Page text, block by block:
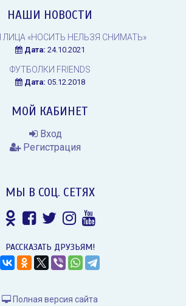
НАШИ НОВОСТИ
ЛИЦА «НОСИТЬ НЕЛЬЗЯ СНИМАТЬ»
Дата: 24.10.2021
ФУТБОЛКИ FRIENDS
Дата: 05.12.2018
МОЙ КАБИНЕТ
Вход
Регистрация
МЫ В СОЦ. СЕТЯХ
РАССКАЗАТЬ ДРУЗЬЯМ!
Полная версия сайта